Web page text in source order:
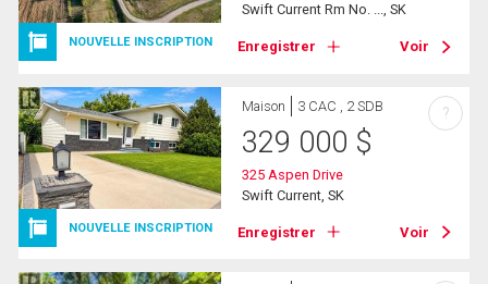
NOUVELLE INSCRIPTION
Swift Current Rm No. ..., SK
Enregistrer Voir
NOUVELLE INSCRIPTION
Maison 3 CAC , 2 SDB
329 000 $
325 Aspen Drive
Swift Current, SK
Enregistrer Voir
?